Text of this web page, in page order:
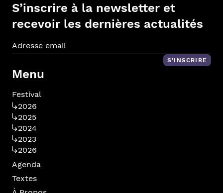
S’inscrire à la newsletter et
recevoir les dernières actualités
S'INSCRIRE
Menu
Festival
2026
2025
2024
2023
2026
Agenda
Textes